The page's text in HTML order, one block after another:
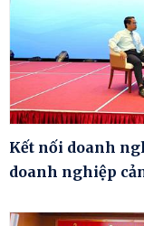
Kết nối doanh
doanh nghiệp